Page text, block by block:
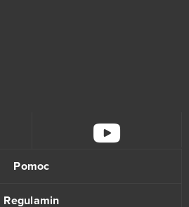
Pomoc
Regulamin